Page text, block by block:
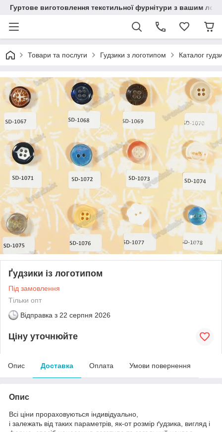
Гуртове виготовлення текстильної фурнітури з вашим
Товари та послуги Гудзики з логотипом Каталог
Ґудзики із логотипом
Під замовлення
Тільки опт
Відправка з 22 серпня 2026
Ціну уточнюйте
Опис Доставка Оплата Умови повернення
Опис
Всі ціни прораховуються індивідуально,
і залежать від таких параметрів, як-от розмір ґудзика, вигляд і